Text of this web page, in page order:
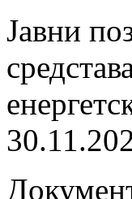
Јавни